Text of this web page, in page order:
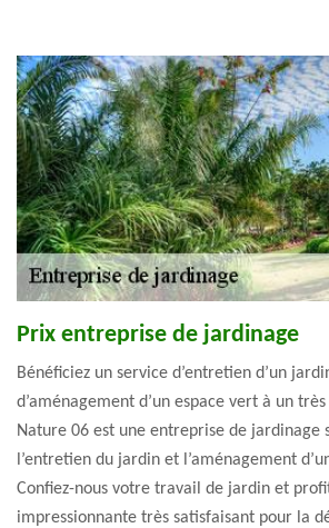
Prix entreprise de jardinage
Bénéficiez un service d’entretien d’un
d’aménagement d’un espace vert à un
Nature 06 est une entreprise de jardinage
l’entretien du jardin et l’aménagement
Confiez-nous votre travail de jardin et
impressionnante très satisfaisant pour la